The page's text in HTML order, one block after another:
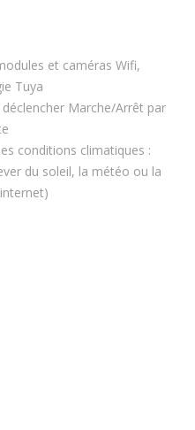
et caméras Wifi,
Tuya
Marche/Arrêt par
conditions climatiques :
du soleil, la météo ou la